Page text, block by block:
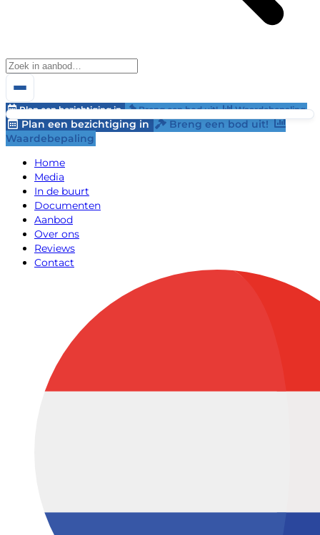
Plan een bezichtiging in Breng een bod uit! Waardebepaling
Plan een bezichtiging in
Breng een bod uit!
Waardebepaling
Home
Media
In de buurt
Documenten
Aanbod
Over ons
Reviews
Contact